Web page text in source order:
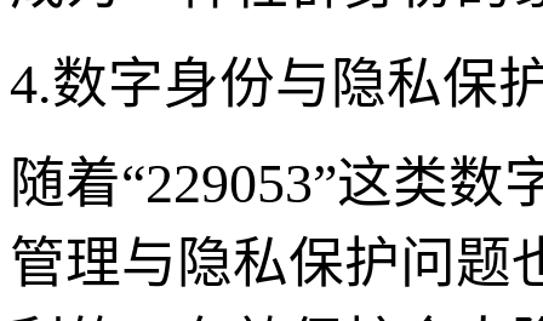
4.数字身份与隐私保
随着“229053”这类
管理与隐私保护问题